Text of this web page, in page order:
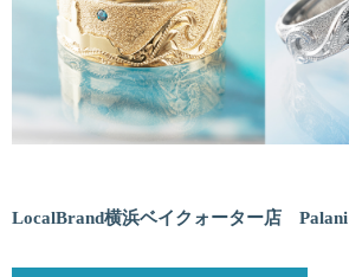
LocalBrand横浜ベイクォーター店 Palani